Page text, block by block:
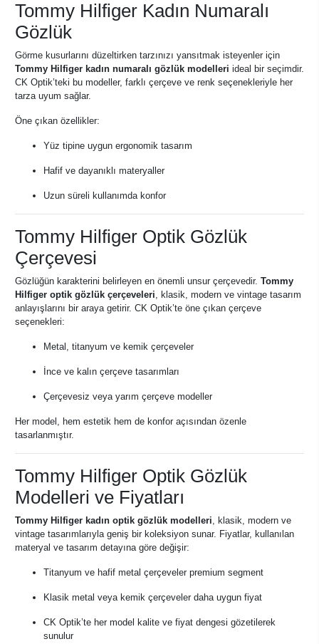
Tommy Hilfiger Kadın Numaralı
Gözlük
Görme kusurlarını düzeltirken tarzınızı yansıtmak isteyenler için
Tommy Hilfiger kadın numaralı gözlük modelleri ideal bir seçimdir.
CK Optik’teki bu modeller, farklı çerçeve ve renk seçenekleriyle her
tarza uyum sağlar.
Öne çıkan özellikler:
Yüz tipine uygun ergonomik tasarım
Hafif ve dayanıklı materyaller
Uzun süreli kullanımda konfor
Tommy Hilfiger Optik Gözlük
Çerçevesi
Gözlüğün karakterini belirleyen en önemli unsur çerçevedir. Tommy
Hilfiger optik gözlük çerçeveleri, klasik, modern ve vintage tasarım
anlayışlarını bir araya getirir. CK Optik’te öne çıkan çerçeve
seçenekleri:
Metal, titanyum ve kemik çerçeveler
İnce ve kalın çerçeve tasarımları
Çerçevesiz veya yarım çerçeve modeller
Her model, hem estetik hem de konfor açısından özenle
tasarlanmıştır.
Tommy Hilfiger Optik Gözlük
Modelleri ve Fiyatları
Tommy Hilfiger kadın optik gözlük modelleri, klasik, modern ve
vintage tasarımlarıyla geniş bir koleksiyon sunar. Fiyatlar, kullanılan
materyal ve tasarım detayına göre değişir:
Titanyum ve hafif metal çerçeveler premium segment
Klasik metal veya kemik çerçeveler daha uygun fiyat
CK Optik’te her model kalite ve fiyat dengesi gözetilerek
sunulur